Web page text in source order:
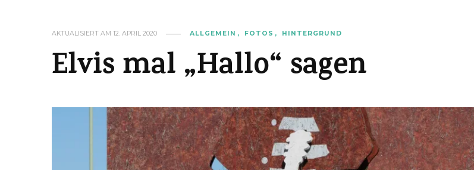
AKTUALISIERT AM 12. APRIL 2020 ALLGEMEIN FOTOS HINTERGRUND
Elvis mal „Hallo“ sagen